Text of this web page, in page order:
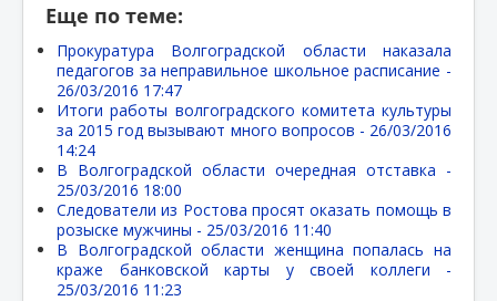
Еще по теме:
Прокуратура Волгоградской области наказала
педагогов за неправильное школьное расписание -
26/03/2016 17:47
Итоги работы волгоградского комитета культуры
за 2015 год вызывают много вопросов - 26/03/2016
14:24
В Волгоградской области очередная отставка -
25/03/2016 18:00
Следователи из Ростова просят оказать помощь в
розыске мужчины - 25/03/2016 11:40
В Волгоградской области женщина попалась на
краже банковской карты у своей коллеги -
25/03/2016 11:23